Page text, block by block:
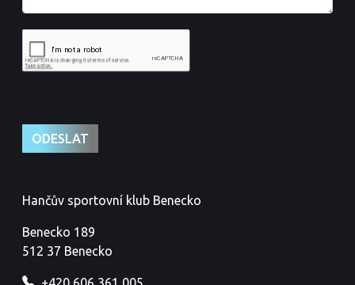
Hančův sportovní klub Benecko
Benecko 189
512 37 Benecko